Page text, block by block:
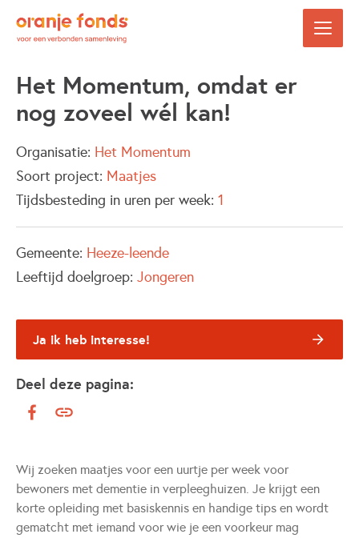
Het Momentum, omdat er
nog zoveel wél kan!
Organisatie: Het Momentum
Soort project: Maatjes
Tijdsbesteding in uren per week: 1
Gemeente: Heeze-leende
Leeftijd doelgroep: Jongeren
Ja ik heb interesse!
Deel deze pagina:
Wij zoeken maatjes voor een uurtje per week voor
bewoners met dementie in verpleeghuizen. Je krijgt een
korte opleiding met basiskennis en handige tips en wordt
gematcht met iemand voor wie je een voorkeur mag